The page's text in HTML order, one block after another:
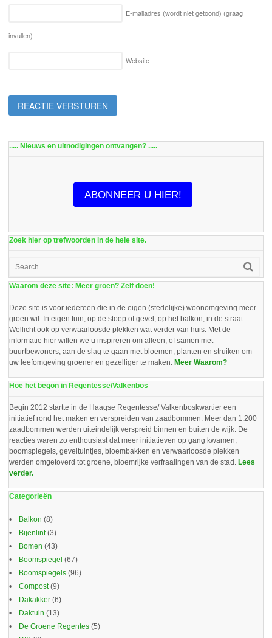
E-mailadres (wordt niet getoond) (graag
invullen)
Website
..... Nieuws en uitnodigingen ontvangen? .....
ABONNEER U HIER!
Zoek hier op trefwoorden in de hele site.
Waarom deze site: Meer groen? Zelf doen!
Deze site is voor iedereen die in de eigen (stedelijke) woonomgeving meer
groen wil. In eigen tuin, op de stoep of gevel, op het balkon, in de straat.
Wellicht ook op verwaarloosde plekken wat verder van huis. Met de
informatie hier willen we u inspireren om alleen, of samen met
buurtbewoners, aan de slag te gaan met bloemen, planten en struiken om
uw leefomgeving groener en gezelliger te maken. Meer Waarom?
Hoe het begon in Regentesse/Valkenbos
Begin 2012 startte in de Haagse Regentesse/ Valkenboskwartier een
initiatief rond het maken en verspreiden van zaadbommen. Meer dan 1.200
zaadbommen werden uiteindelijk verspreid binnen en buiten de wijk. De
reacties waren zo enthousiast dat meer initiatieven op gang kwamen,
boomspiegels, geveltuintjes, bloembakken en verwaarloosde plekken
werden omgetoverd tot groene, bloemrijke verfraaiingen van de stad. Lees
verder.
Categorieën
Balkon (8)
Bijenlint(3)
Bomen (43)
Boomspiegel (67)
Boomspiegels (96)
Compost(9)
Dakakker (6)
Daktuin (13)
De Groene Regentes (5)